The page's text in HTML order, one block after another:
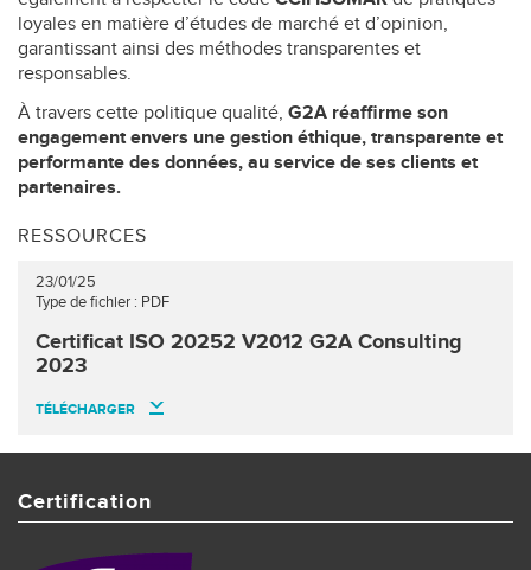
loyales en matière d’études de marché et d’opinion,
garantissant ainsi des méthodes transparentes et
responsables.
À travers cette politique qualité, G2A réaffirme son
engagement envers une gestion éthique, transparente et
performante des données, au service de ses clients et
partenaires.
RESSOURCES
23/01/25
Type de fichier : PDF
Certificat ISO 20252 V2012 G2A Consulting
2023
TÉLÉCHARGER
Certification